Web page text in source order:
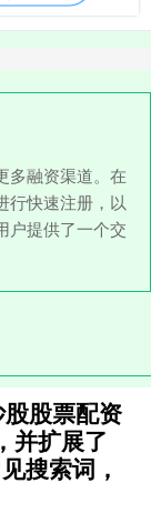
多融资渠道。在
行快速注册，以
户提供了一个交
股票配资
并扩展了
搜索词，